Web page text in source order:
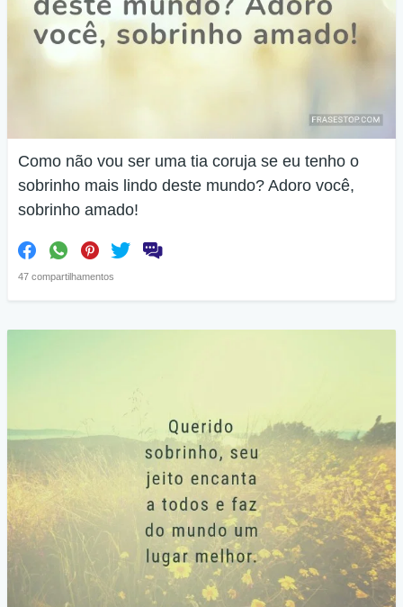
Como não vou ser uma tia coruja se eu tenho o
sobrinho mais lindo deste mundo? Adoro você,
sobrinho amado!
47 compartilhamentos